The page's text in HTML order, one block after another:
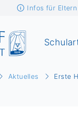
Infos für Eltern
Aktuelles Erste